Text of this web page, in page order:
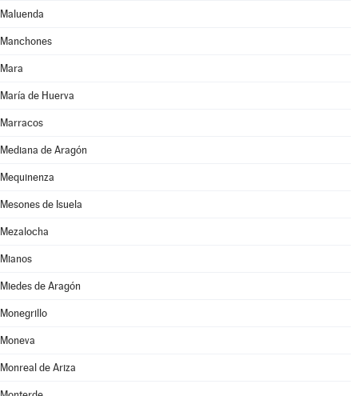
Maluenda
Manchones
Mara
María de Huerva
Marracos
Mediana de Aragón
Mequinenza
Mesones de Isuela
Mezalocha
Mianos
Miedes de Aragón
Monegrillo
Moneva
Monreal de Ariza